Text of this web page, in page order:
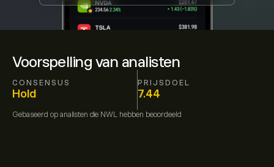
Voorspelling van analisten
CONSENSUS
Hold
PRIJSDOEL
7.44
Gebaseerd op analisten die NWL hebben beoordeeld